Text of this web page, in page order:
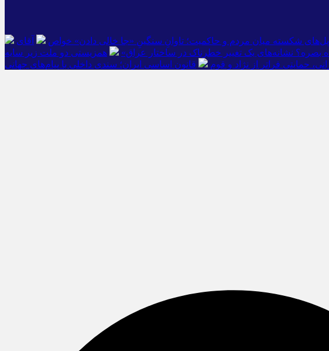
پل‌های شکسته میان مردم و حاکمیت؛ تاوانِ سنگینِ «جا خالی دادن» خواص
آقای
بصره؟ نشانه‌های یک تغییر خطرناک در ساختار عراق»
همزیستی دو ملت زیر سایه
حمایتی فراتر از نژاد و قوم قانون اساسی ایران؛ سندی داخلی با پیام‌های جهانی